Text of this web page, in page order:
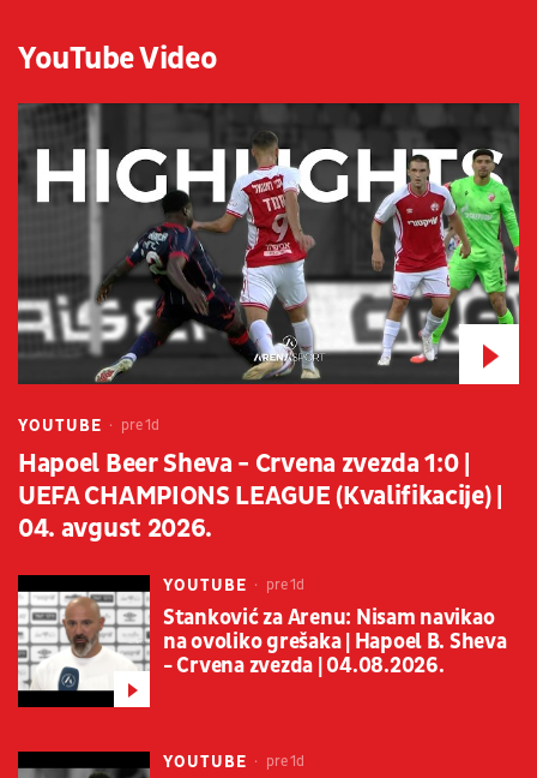
YouTube Video
YOUTUBE pre 1d
Hapoel Beer Sheva - Crvena zvezda 1:0 |
UEFA CHAMPIONS LEAGUE (Kvalifikacije) |
04. avgust 2026.
YOUTUBE pre 1d
Stanković za Arenu: Nisam navikao
na ovoliko grešaka | Hapoel B. Sheva
- Crvena zvezda | 04.08.2026.
YOUTUBE pre 1d